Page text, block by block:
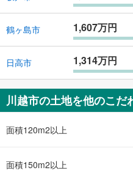
鶴ヶ島市 1,607万円
日高市 1,314万円
川越市の土地を他のこだ
面積120m2以上
面積150m2以上